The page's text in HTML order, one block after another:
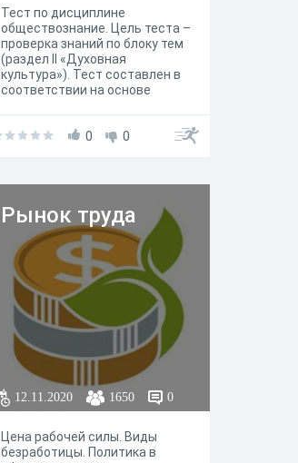
Тест по дисциплине
обществознание. Цель теста –
проверка знаний по блоку тем
(раздел II «Духовная
культура»). Тест составлен в
соответствии на основе
образовательных
Обществознание» авторов:
0 0
Рынок труда
12.11.2020 1650 0
Цена рабочей силы. Виды
безработицы. Политика в